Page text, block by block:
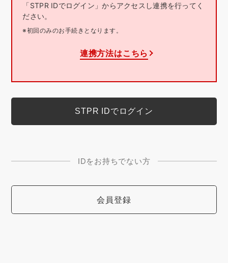
「STPR IDでログイン」からアクセスし連携を行ってく
ださい。
※初回のみのお手続きとなります。
連携方法はこちら
IDをお持ちでない方
会員登録